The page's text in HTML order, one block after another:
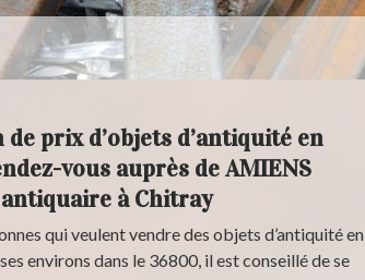
prix d’objets d’antiquité en
vous auprès de AMIENS
antiquaire à Chitray
qui veulent vendre des objets d’antiquité en
environs dans le 36800, il est conseillé de se